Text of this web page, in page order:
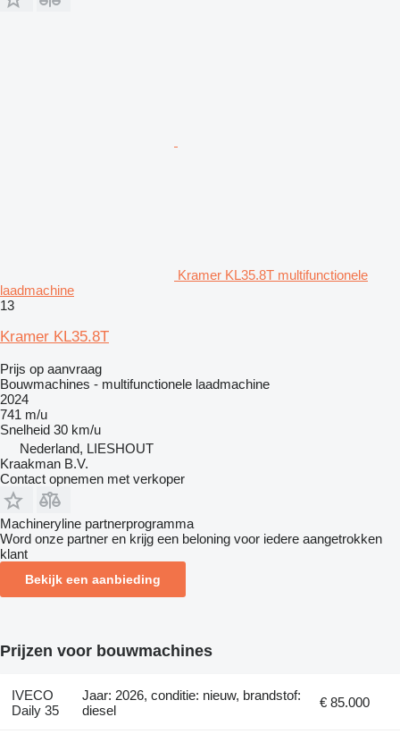
Kramer KL35.8T multifunctionele
laadmachine
13
Kramer KL35.8T
Prijs op aanvraag
Bouwmachines - multifunctionele laadmachine
2024
741 m/u
Snelheid 30 km/u
Nederland, LIESHOUT
Kraakman B.V.
Contact opnemen met verkoper
Machineryline partnerprogramma
Word onze partner en krijg een beloning voor iedere aangetrokken
klant
Bekijk een aanbieding
Prijzen voor bouwmachines
IVECO
Daily 35
Jaar: 2026, conditie: nieuw, brandstof:
diesel
€ 85.000